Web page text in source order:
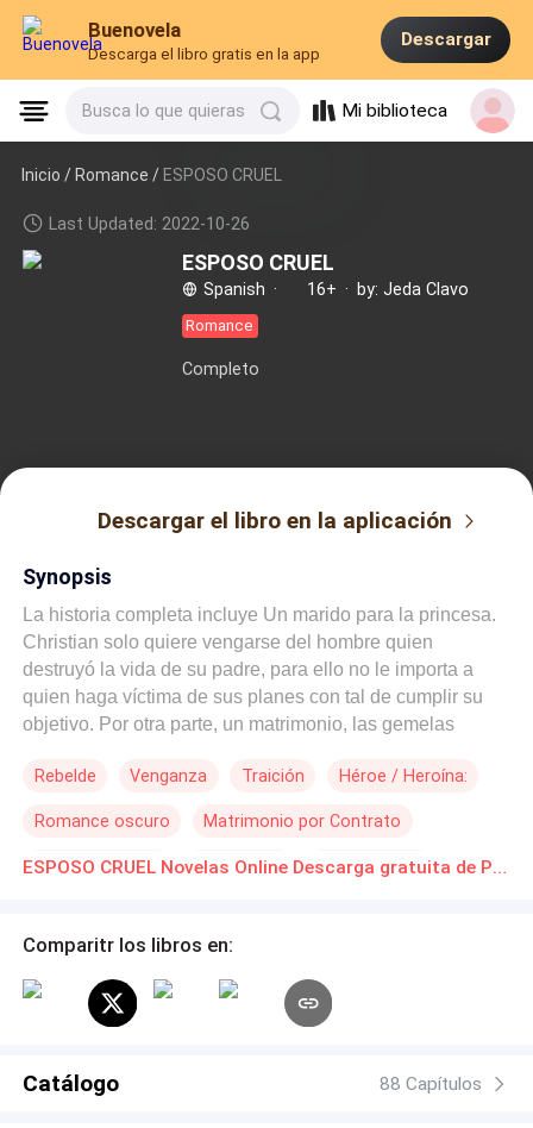
Buenovela
Descarga el libro gratis en la app
Descargar
Busca lo que quieras Mi biblioteca
Inicio /Romance / ESPOSO CRUEL
Last Updated: 2022-10-26
ESPOSO CRUEL
Spanish · 16+ · by: Jeda Clavo
Romance
Completo
Descargar el libro en la aplicación
Synopsis
La historia completa incluye Un marido para la princesa.
Christian solo quiere vengarse del hombre quien
destruyó la vida de su padre, para ello no le importa a
quien haga víctima de sus planes con tal de cumplir su
objetivo. Por otra parte, un matrimonio, las gemelas
corazón lleno de maldad, la otra ingenua, gentil, quien ha
Christian. ¿Por quién se decantara el hombre? ¿Podrá
descubrir la verdadera cara de las gemelas antes de
reservados. Prohibida la reproducción total o parcial de la
autorización expresa de la autora. Esta novela es
producto de mi imaginación, por lo cual es ficción, los
no implica que yo como persona avale sus métodos de
Rebelde Venganza Traición Héroe / Heroína:
Romance oscuro Matrimonio por Contrato
Poder Femenino Chico malo Ritmo Rápido ESPOSO CRUEL Novelas Online Descarga gratuita de PDF
Comparitr los libros en:
Catálogo 88 Capítulos